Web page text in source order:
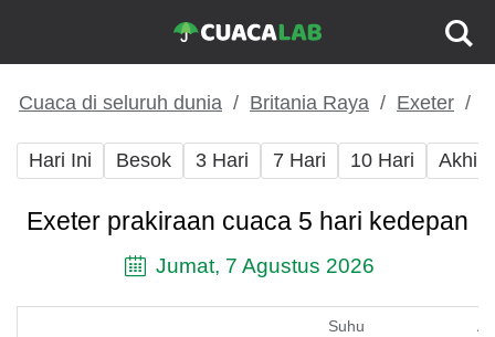
Cuaca di seluruh dunia Britania Raya Exeter
Hari Ini Besok 3 Hari 7 Hari 10 Hari Akhir
Exeter prakiraan cuaca 5 hari kedepan
Jumat, 7 Agustus 2026
Suhu